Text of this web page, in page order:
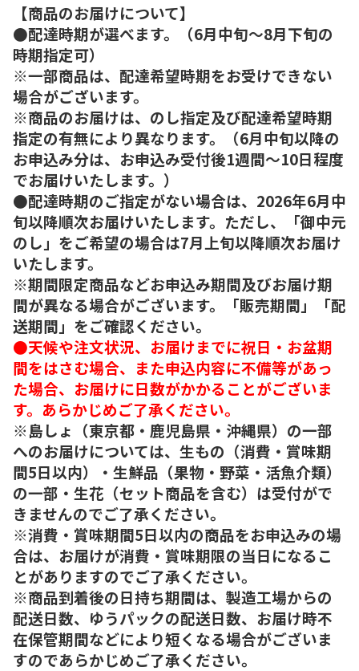
【商品のお届けについて】
●配達時期が選べます。（6月中旬～8月下旬の
時期指定可）
※一部商品は、配達希望時期をお受けできない
場合がございます。
※商品のお届けは、のし指定及び配達希望時期
指定の有無により異なります。（6月中旬以降の
お申込み分は、お申込み受付後1週間～10日程度
でお届けいたします。）
●配達時期のご指定がない場合は、2026年6月中
旬以降順次お届けいたします。ただし、「御中元
のし」をご希望の場合は7月上旬以降順次お届け
いたします。
※期間限定商品などお申込み期間及びお届け期
間が異なる場合がございます。「販売期間」「配
送期間」をご確認ください。
●天候や注文状況、お届けまでに祝日・お盆期
間をはさむ場合、また申込内容に不備等があっ
た場合、お届けに日数がかかることがございま
す。あらかじめご了承ください。
※島しょ（東京都・鹿児島県・沖縄県）の一部
へのお届けについては、生もの（消費・賞味期
間5日以内）・生鮮品（果物・野菜・活魚介類）
の一部・生花（セット商品を含む）は受付がで
きませんのでご了承ください。
※消費・賞味期間5日以内の商品をお申込みの場
合は、お届けが消費・賞味期限の当日になるこ
とがありますのでご了承ください。
※商品到着後の日持ち期間は、製造工場からの
配送日数、ゆうパックの配送日数、お届け時不
在保管期間などにより短くなる場合がございま
すのであらかじめご了承ください。